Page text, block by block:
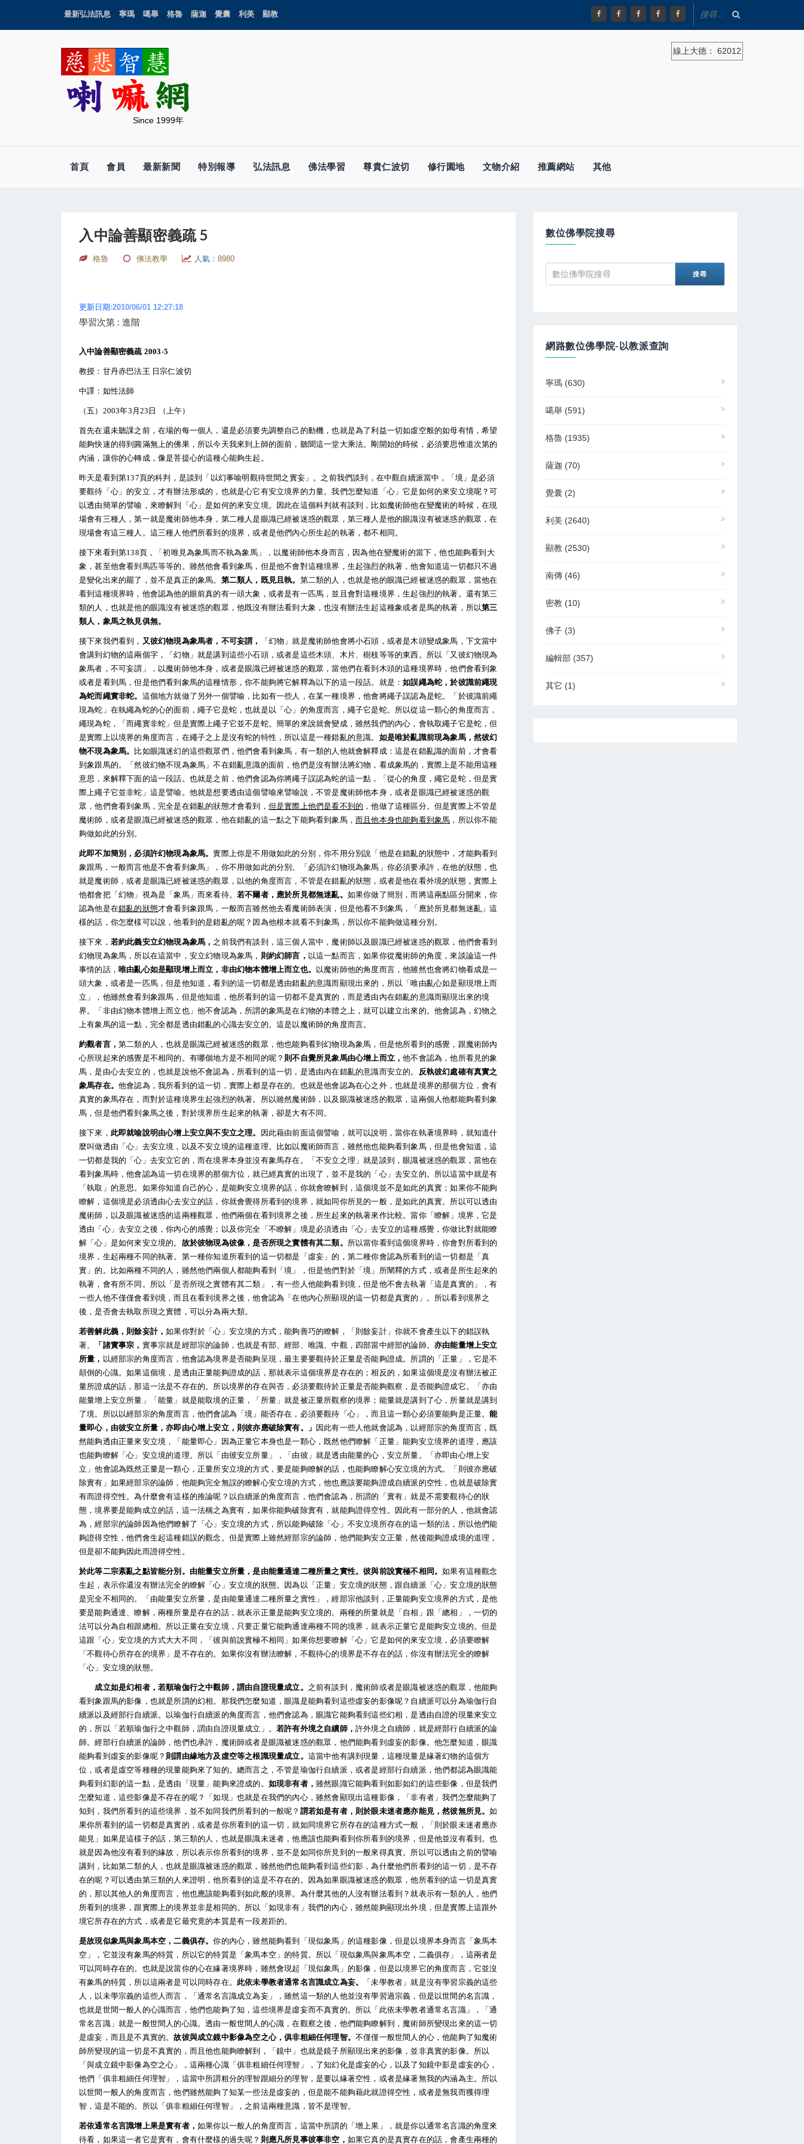
最新弘法訊息 寧瑪 噶舉 格魯 薩迦 覺囊 利美 顯教
Since 1999年
線上大德： 62012
首頁 會員 最新新聞 特別報導 弘法訊息 佛法學習 尊貴仁波切 修行園地 文物介紹 推薦網站 其他
入中論善顯密義疏 5
格魯 佛法教學 人氣： 8980
更新日期:2010/06/01 12:27:18
學習次第 : 進階
入中論善顯密義疏 2003-5
教授：甘丹赤巴法王 日宗仁波切
中譯：如性法師
（五）2003年3月23日 （上午）
首先在還未聽課之前，在場的每一個人，還是必須要先調整自己的動機，也就是為了利益一切如虛空般的如母有情，希望
能夠快速的得到圓滿無上的佛果，所以今天我來到上師的面前，聽聞這一堂大乘法。剛開始的時候，必須要思惟道次第的
內涵，讓你的心轉成，像是菩提心的這種心能夠生起。
昨天是看到第137頁的科判，是談到「以幻事喻明觀待世間之實妄」。之前我們談到，在中觀自續派當中，「境」是必須
要觀待「心」的安立，才有辦法形成的，也就是心它有安立境界的力量。我們怎麼知道「心」它是如何的來安立境呢？可
以透由簡單的譬喻，來瞭解到「心」是如何的來安立境。因此在這個科判就有談到，比如魔術師他在變魔術的時候，在現
場會有三種人，第一就是魔術師他本身，第二種人是眼識已經被迷惑的觀眾，第三種人是他的眼識沒有被迷惑的觀眾，在
現場會有這三種人。這三種人他們所看到的境界，或者是他們內心所生起的執著，都不相同。
接下來看到第138頁，「初唯見為象馬而不執為象馬」，以魔術師他本身而言，因為他在變魔術的當下，他也能夠看到大
象，甚至他會看到馬匹等等的。雖然他會看到象馬，但是他不會對這種境界，生起強烈的執著，他會知道這一切都只不過
是變化出來的罷了，並不是真正的象馬。 第二類人，既見且執。 第二類的人，也就是他的眼識已經被迷惑的觀眾，當他在
看到這種境界時，他會認為他的眼前真的有一頭大象，或者是有一匹馬，並且會對這種境界，生起強烈的執著。還有第三
類的人，也就是他的眼識沒有被迷惑的觀眾，他既沒有辦法看到大象，也沒有辦法生起這種象或者是馬的執著，所以第三
類人，象馬之執見俱無。
接下來我們看到， 又彼幻物現為象馬者，不可妄謂，
「幻物」就是魔術師他會將小石頭，或者是木頭變成象馬，下文當中
會講到幻物的這兩個字，「幻物」就是講到這些小石頭，或者是這些木頭、木片、樹枝等等的東西。所以「又彼幻物現為
象馬者，不可妄謂」，以魔術師他本身，或者是眼識已經被迷惑的觀眾，當他們在看到木頭的這種境界時，他們會看到象
或者是看到馬，但是他們看到象馬的這種情形，你不能夠將它解釋為以下的這一段話。就是：如誤繩為蛇，於彼識前繩現
為蛇而繩實非蛇。 這個地方就做了另外一個譬喻，比如有一些人，在某一種境界，他會將繩子誤認為是蛇。「於彼識前繩
現為蛇」在執繩為蛇的心的面前，繩子它是蛇，也就是以「心」的角度而言，繩子它是蛇。所以從這一顆心的角度而言，
繩現為蛇，「而繩實非蛇」但是實際上繩子它並不是蛇。簡單的來說就會變成，雖然我們的內心，會執取繩子它是蛇，但
是實際上以境界的角度而言，在繩子之上是沒有蛇的特性，所以這是一種錯亂的意識。 如是唯於亂識前現為象馬，然彼幻
物不現為象馬。
比如眼識迷幻的這些觀眾們，他們會看到象馬，有一類的人他就會解釋成：這是在錯亂識的面前，才會看
到象跟馬的。「然彼幻物不現為象馬」不在錯亂意識的面前，他們是沒有辦法將幻物，看成象馬的，實際上是不能用這種
意思，來解釋下面的這一段話。也就是之前，他們會認為你將繩子誤認為蛇的這一點，「從心的角度，繩它是蛇，但是實
際上繩子它並非蛇」這是譬喻。他就是想要透由這個譬喻來譬喻說，不管是魔術師他本身，或者是眼識已經被迷惑的觀
眾，他們會看到象馬，完全是在錯亂的狀態才會看到， 但是實際上他們是看不到的 ，他做了這種區分。但是實際上不管是
魔術師，或者是眼識已經被迷惑的觀眾，他在錯亂的這一點之下能夠看到象馬，而且他本身也能夠看到象馬 ，所以你不能
夠做如此的分別。
此即不加簡別，必須許幻物現為象馬。實際上你是不用做如此的分別，你不用分別說「他是在錯亂的狀態中，才能夠看到
象跟馬，一般而言他是不會看到象馬」，你不用做如此的分別。「必須許幻物現為象馬」你必須要承許，在他的狀態，也
就是魔術師，或者是眼識已經被迷惑的觀眾，以他的角度而言，不管是在錯亂的狀態，或者是他在看外境的狀態，實際上
他都會把「幻物」視為是「象馬」而來看待。 若不爾者，應於所見都無迷亂。 如果你做了簡別，而將這兩點區分開來，你
認為他是在錯亂的狀態才會看到象跟馬，一般而言雖然他去看魔術師表演，但是他看不到象馬，「應於所見都無迷亂」這
樣的話，你怎麼樣可以說，他看到的是錯亂的呢？因為他根本就看不到象馬，所以你不能夠做這種分別。
接下來， 若約此義安立幻物現為象馬， 之前我們有談到，這三個人當中，魔術師以及眼識已經被迷惑的觀眾，他們會看到
幻物現為象馬，所以在這當中，安立幻物現為象馬， 則約幻師言， 以這一點而言，如果你從魔術師的角度，來談論這一件
事情的話， 唯由亂心如是顯現增上而立，非由幻物本體增上而立也。
以魔術師他的角度而言，他雖然也會將幻物看成是一
頭大象，或者是一匹馬，但是他知道，看到的這一切都是透由錯亂的意識而顯現出來的，所以「唯由亂心如是顯現增上而
立」，他雖然會看到象跟馬，但是他知道，他所看到的這一切都不是真實的，而是透由內在錯亂的意識而顯現出來的境
界。「非由幻物本體增上而立也」他不會認為，所謂的象馬是在幻物的本體之上，就可以建立出來的。他會認為，幻物之
上有象馬的這一點，完全都是透由錯亂的心識去安立的。這是以魔術師的角度而言。
約觀者言， 第二類的人，也就是眼識已經被迷惑的觀眾，他也能夠看到幻物現為象馬，但是他所看到的感覺，跟魔術師內
心所現起來的感覺是不相同的。有哪個地方是不相同的呢？ 則不自覺所見象馬由心增上而立，他不會認為，他所看見的象
馬，是由心去安立的，也就是說他不會認為，所看到的這一切，是透由內在錯亂的意識而安立的。 反執彼幻處確有真實之
象馬存在。 他會認為，我所看到的這一切，實際上都是存在的。也就是他會認為在心之外，也就是境界的那個方位，會有
真實的象馬存在，而對於這種境界生起強烈的執著。所以雖然魔術師，以及眼識被迷惑的觀眾，這兩個人他都能夠看到象
馬，但是他們看到象馬之後，對於境界所生起來的執著，卻是大有不同。
接下來， 此即就喻說明由心增上安立與不安立之理。
因此藉由前面這個譬喻，就可以說明，當你在執著境界時，就知道什
麼叫做透由「心」去安立境，以及不安立境的這種道理。比如以魔術師而言，雖然他也能夠看到象馬，但是他會知道，這
一切都是我的「心」去安立它的，而在境界本身並沒有象馬存在。「不安立之理」就是談到，眼識被迷惑的觀眾，當他在
看到象馬時，他會認為這一切在境界的那個方位，就已經真實的出現了，並不是我的「心」去安立的。所以這當中就是有
「執取」的意思。如果你知道自己的心，是能夠安立境界的話，你就會瞭解到，這個境並不是如此的真實；如果你不能夠
瞭解，這個境是必須透由心去安立的話，你就會覺得所看到的境界，就如同你所見的一般，是如此的真實。所以可以透由
魔術師，以及眼識被迷惑的這兩種觀眾，他們兩個在看到境界之後，所生起來的執著來作比較。當你「瞭解」境界，它是
透由「心」去安立之後，你內心的感覺；以及你完全「不瞭解」境是必須透由「心」去安立的這種感覺，你做比對就能瞭
解「心」是如何來安立境的。 故於彼物現為彼像，是否所現之實體有其二類。 所以當你看到這個境界時，你會對所看到的
境界，生起兩種不同的執著。第一種你知道所看到的這一切都是「虛妄」的，第二種你會認為所看到的這一切都是「真
實」的。比如兩種不同的人，雖然他們兩個人都能夠看到「境」，但是他們對於「境」所闡釋的方式，或者是所生起來的
執著，會有所不同。所以「是否所現之實體有其二類」，有一些人他能夠看到境，但是他不會去執著「這是真實的」，有
一些人他不僅僅會看到境，而且在看到境界之後，他會認為「在他內心所顯現的這一切都是真實的」。所以看到境界之
後，是否會去執取所現之實體，可以分為兩大類。
若善解此義，則餘妄計，如果你對於「心」安立境的方式，能夠善巧的瞭解，「則餘妄計」你就不會產生以下的錯誤執
著。
「諸實事宗， 實事宗就是經部宗的論師，也就是有部、經部、唯識、中觀，四部當中經部的論師。亦由能量增上安立
所量， 以經部宗的角度而言，他會認為境界是否能夠呈現，最主要要觀待於正量是否能夠證成。所謂的「正量」，它是不
顛倒的心識。如果這個境，是透由正量能夠證成的話，那就表示這個境界是存在的；相反的，如果這個境是沒有辦法被正
量所證成的話，那這一法是不存在的。所以境界的存在與否，必須要觀待於正量是否能夠觀察，是否能夠證成它。「亦由
能量增上安立所量」「能量」就是能取境的正量，「所量」就是被正量所觀察的境界；能量就是講到了心，所量就是講到
了境。所以以經部宗的角度而言，他們會認為「境」能否存在，必須要觀待「心」，而且這一顆心必須要能夠是正量。能
量即心，由彼安立所量，亦即由心增上安立，則彼亦應破除實有。」 因此有一些人他就會認為，以經部宗的角度而言，既
然能夠透由正量來安立境，「能量即心」因為正量它本身也是一顆心，既然他們瞭解「正量」能夠安立境界的道理，應該
也能夠瞭解「心」安立境的道理。所以「由彼安立所量」，「由彼」就是透由能量的心，安立所量。「亦即由心增上安
立」他會認為既然正量是一顆心，正量所安立境的方式，要是能夠瞭解的話，也能夠瞭解心安立境的方式。「則彼亦應破
除實有」如果經部宗的論師，他能夠完全無誤的瞭解心安立境的方式，他也應該要能夠證成自續派的空性，也就是破除實
有而證得空性。為什麼會有這樣的推論呢？以自續派的角度而言，他們會認為，所謂的「實有」就是不需要觀待心的狀
態，境界要是能夠成立的話，這一法稱之為實有，如果你能夠破除實有，就能夠證得空性。因此有一部分的人，他就會認
為，經部宗的論師因為他們瞭解了「心」安立境的方式，所以能夠破除「心」不安立境所存在的這一類的法，所以他們能
夠證得空性，他們會生起這種錯誤的觀念。但是實際上雖然經部宗的論師，他們能夠安立正量，然後能夠證成境的道理，
但是卻不能夠因此而證得空性。
於此等二宗紊亂之點皆能分別。由能量安立所量，是由能量通達二種所量之實性。彼與前說實極不相同。如果有這種觀念
生起，表示你還沒有辦法完全的瞭解「心」安立境的狀態。因為以「正量」安立境的狀態，跟自續派「心」安立境的狀態
是完全不相同的。「由能量安立所量，是由能量通達二種所量之實性」，經部宗他談到，正量能夠安立境界的方式，是他
要是能夠通達、瞭解，兩種所量是存在的話，就表示正量是能夠安立境的。兩種的所量就是「自相」跟「總相」，一切的
法可以分為自相跟總相。所以正量在安立境，只要正量它能夠通達兩種不同的境界，就表示正量它是能夠安立境的。但是
這跟「心」安立境的方式大大不同，「彼與前說實極不相同」如果你想要瞭解「心」它是如何的來安立境，必須要瞭解
「不觀待心所存在的境界」是不存在的。如果你沒有辦法瞭解，不觀待心的境界是不存在的話，你沒有辦法完全的瞭解
「心」安立境的狀態。
成立如是幻相者，若順瑜伽行之中觀師，謂由自證現量成立。 之前有談到，魔術師或者是眼識被迷惑的觀眾，他能夠
看到象跟馬的影像，也就是所謂的幻相。那我們怎麼知道，眼識是能夠看到這些虛妄的影像呢？自續派可以分為瑜伽行自
續派以及經部行自續派。以瑜伽行自續派的角度而言，他們會認為，眼識它能夠看到這些幻相，是透由自證的現量來安立
的，所以「若順瑜伽行之中觀師，謂由自證現量成立」。若許有外境之自續師，許外境之自續師，就是經部行自續派的論
師。經部行自續派的論師，他們也承許，魔術師或者是眼識被迷惑的觀眾，他們能夠看到虛妄的影像。他怎麼知道，眼識
能夠看到虛妄的影像呢？ 則謂由緣地方及虛空等之根識現量成立。 這當中他有講到現量，這種現量是緣著幻物的這個方
位，或者是虛空等種種的現量能夠來了知的。總而言之，不管是瑜伽行自續派，或者是經部行自續派，他們都認為眼識能
夠看到幻影的這一點，是透由「現量」能夠來證成的。 如現非有者，雖然眼識它能夠看到如影如幻的這些影像，但是我們
怎麼知道，這些影像是不存在的呢？「如現」也就是在我們的內心，雖然會顯現出這種影像，「非有者」我們怎麼能夠了
知到，我們所看到的這些境界，並不如同我們所看到的一般呢？ 謂若如是有者，則於眼未迷者應亦能見，然彼無所見。如
果你所看到的這一切都是真實的，或者是你所看到的這一切，就如同境界它所存在的這種方式一般，「則於眼未迷者應亦
能見」如果是這樣子的話，第三類的人，也就是眼識未迷者，他應該也能夠看到你所看到的境界，但是他並沒有看到。也
就是因為他沒有看到的緣故，所以表示你所看到的境界，並不是如同你所見到的一般來得真實。所以可以透由之前的譬喻
講到，比如第二類的人，也就是眼識被迷惑的觀眾，雖然他們也能夠看到這些幻影，為什麼他們所看到的這一切，是不存
在的呢？可以透由第三類的人來證明，他所看到的這是不存在的。因為如果眼識被迷惑的觀眾，他所看到的這一切是真實
的，那以其他人的角度而言，他也應該能夠看到如此般的境界。為什麼其他的人沒有辦法看到？就表示有一類的人，他們
所看到的境界，跟實際上的境界並非是相同的。所以「如現非有」我們的內心，雖然能夠顯現出外境，但是實際上這跟外
境它所存在的方式，或者是它最究竟的本質是有一段差距的。
是故現似象馬與象馬本空，二義俱存。你的內心，雖然能夠看到「現似象馬」的這種影像，但是以境界本身而言「象馬本
空」，它並沒有象馬的特質，所以它的特質是「象馬本空」的特質。所以「現似象馬與象馬本空，二義俱存」，這兩者是
可以同時存在的。也就是說當你的心在緣著境界時，雖然會現起「現似象馬」的影像，但是以境界它的角度而言，它並沒
有象馬的特質，所以這兩者是可以同時存在。 此依未學教者通常名言識成立為妄。
「未學教者」就是沒有學習宗義的這些
人，以未學宗義的這些人而言，「通常名言識成立為妄」，雖然這一類的人他並沒有學習過宗義，但是以世間的名言識，
也就是世間一般人的心識而言，他們也能夠了知，這些境界是虛妄而不真實的。所以「此依未學教者通常名言識」，「通
常名言識」就是一般世間人的心識。透由一般世間人的心識，在觀察之後，他們能夠瞭解到，魔術師所變現出來的這一切
是虛妄，而且是不真實的。故彼與成立鏡中影像為空之心，俱非粗細任何理智。不僅僅一般世間人的心，他能夠了知魔術
師所變現的這一切是不真實的，而且他也能夠瞭解到，「鏡中」也就是鏡子所顯現出來的影像，並非真實的影像。所以
「與成立鏡中影像為空之心」，這兩種心識「俱非粗細任何理智」，了知幻化是虛妄的心，以及了知鏡中影是虛妄的心，
他們「俱非粗細任何理智」，這當中所謂粗分的理智跟細分的理智，是要以緣著空性，或者是緣著無我的內涵為主。所以
以世間一般人的角度而言，他們雖然能夠了知某一些法是虛妄的，但是能不能夠藉此就證得空性，或者是無我而獲得理
智，這是不能的。所以「俱非粗細任何理智」，之前這兩種意識，皆不是理智。
若依通常名言識增上果是實有者， 如果你以一般人的角度而言，這當中所謂的「增上果」，就是你以通常名言識的角度來
待看，如果這一者它是實有，會有什麼樣的過失呢？ 則應凡所見事彼事非空， 如果它真的是真實存在的話，會產生兩種的
數位佛學院搜尋
網路數位佛學院-以教派查詢
寧瑪 (630)
噶舉 (591)
格魯 (1935)
薩迦 (70)
覺囊 (2)
利美 (2640)
顯教 (2530)
南傳 (46)
密教 (10)
佛子 (3)
編輯部 (357)
其它 (1)